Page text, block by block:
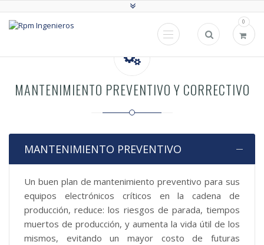
0
MANTENIMIENTO PREVENTIVO Y CORRECTIVO
MANTENIMIENTO PREVENTIVO
Un buen plan de mantenimiento preventivo para sus
equipos electrónicos críticos en la cadena de
producción, reduce: los riesgos de parada, tiempos
muertos de producción, y aumenta la vida útil de los
mismos, evitando un mayor costo de futuras